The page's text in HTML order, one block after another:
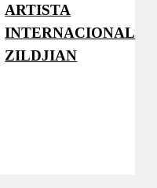
ARTISTA
INTERNACIONAL
ZILDJIAN